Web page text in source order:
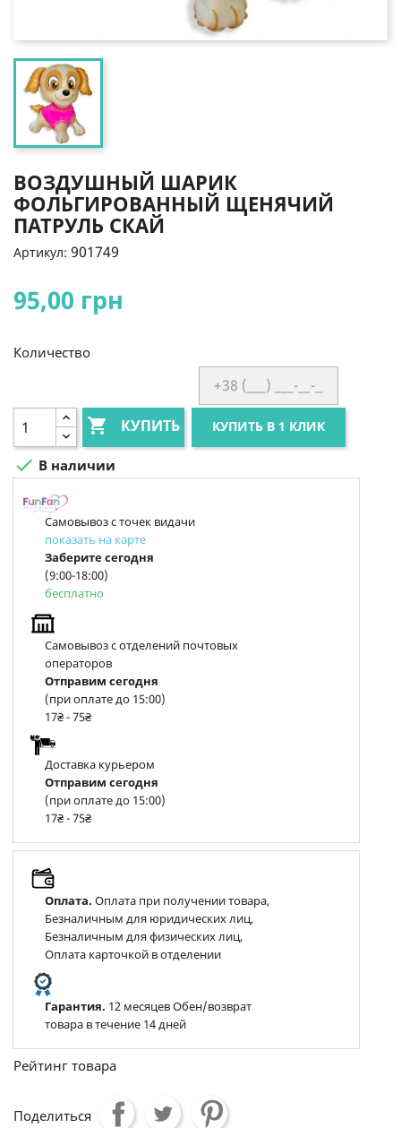
ВОЗДУШНЫЙ ШАРИК
ФОЛЬГИРОВАННЫЙ ЩЕНЯЧИЙ
ПАТРУЛЬ СКАЙ
Артикул: 901749
95,00 грн
Количество
 КУПИТЬ КУПИТЬ В 1 КЛИК
 В наличии
Самовывоз с точек видачи
показать на карте
Заберите сегодня
(9:00-18:00)
бесплатно
Самовывоз с отделений почтовых
операторов
Отправим сегодня
(при оплате до 15:00)
17₴ - 75₴
Доставка курьером
Отправим сегодня
(при оплате до 15:00)
17₴ - 75₴
Оплата. Оплата при получении товара,
Безналичным для юридических лиц,
Безналичным для физических лиц,
Оплата карточкой в отделении
Гарантия. 12 месяцев Обен/возврат
товара в течение 14 дней
Рейтинг товара
Поделиться